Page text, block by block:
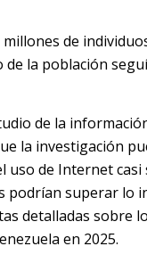
de
la población
de la
la investigación
uso de Internet
podrían superar lo
detalladas sobre
en 2025.